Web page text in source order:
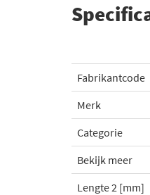
Fabrikantcode
Merk
Categorie
Bekijk meer
Lengte 2 [mm]